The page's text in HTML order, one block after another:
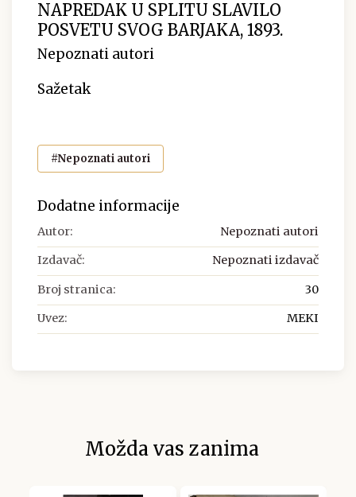
NAPREDAK U SPLITU SLAVILO
POSVETU SVOG BARJAKA, 1893.
Nepoznati autori
Sažetak
#Nepoznati autori
Dodatne informacije
Autor: Nepoznati autori
Izdavač: Nepoznati izdavač
Broj stranica: 30
Uvez: MEKI
Možda vas zanima